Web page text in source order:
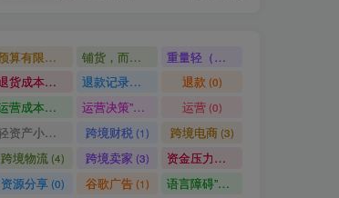
预算有限（初期启动资金仅5万），甚至不知道该从哪个品类切入。但她没有盲目跟风投流 铺货，而是仔细研究了独立站 2025年的财报和功能更新，精准抓住了三大核心热点，一步步搭建站点
重量轻（物流成本低），且适配B2C零售+小额B2B批发双模式，完美契合独立站 2025年的B2B转型方向。站点搭建上，她完全依托独立站的模板和基础功能，没有雇佣技术人员，按照独立站官方的建站步骤，3天完成账户注册
退货成本高。适合有成熟供应链
退款记录等成本凭证进行核减，计算出真实的应税收入。二 退款 (0)
运营成本高。其优势在于品牌信任度高 (0)
运营决策”三大核心环节，彻底摆脱了“手动操作”的繁琐：1. AI素材生成工具：解决素材制作难题。初期她没有预算拍摄产品场景图，而是从1688下载白底产品图，借助AI素材生成工具“一键场景替换”功能，将白底图合成欧美家庭场景图（如厨房 运营(0)
轻资产小商家 跨境财税 (1) 跨境电商(3)
跨境物流(4) 跨境卖家 (3) 资金压力大
资源分享(0) 谷歌广告(1) 语言障碍”的问题。据她统计，AI客服承接了80%的基础咨询，团队仅需处理10%的复杂售后和10%的B端咨询，极大解放了人力，让团队能聚焦核心运营工作。3. AI运营决策工具：简化运营决策。作为新手，林晓不懂数据分析，她借助工具的语音指令功能，快速完成核心运营决策——比如“分析上周销量最高的3款产品，给出补货建议”“帮我给库存超过50件的产品，设置15%的限时折扣”，工具能自动执行指令